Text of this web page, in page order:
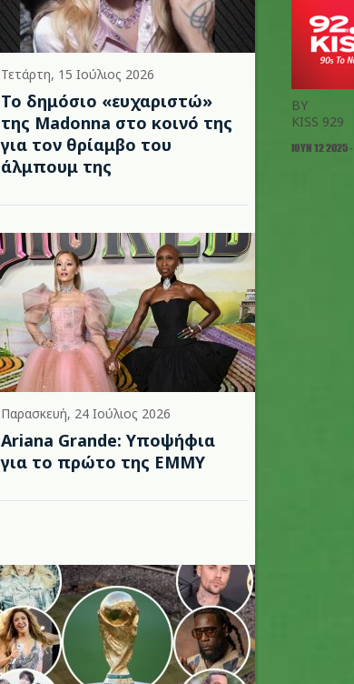
Τετάρτη, 15 Ιούλιος 2026
Το δημόσιο «ευχαριστώ»
της Madonna στο κοινό της
για τον θρίαμβο του
άλμπουμ της
Παρασκευή, 24 Ιούλιος 2026
Ariana Grande: Υποψήφια
για το πρώτο της EMMY
BY
KISS 929
ΙΟΥΝ 12 2025